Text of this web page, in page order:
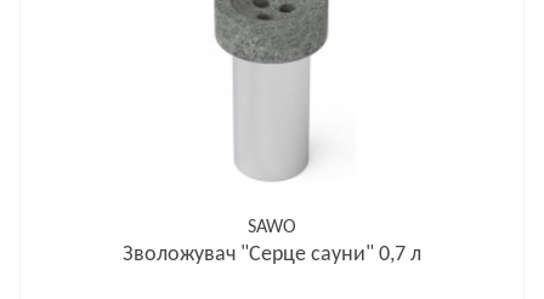
SAWO
Зволожувач "Серце сауни" 0,7 л